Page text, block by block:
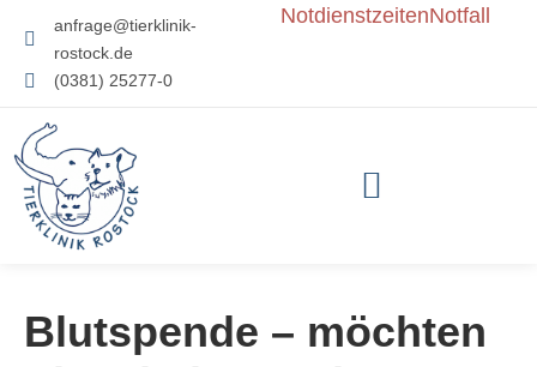
Inhalt
anfrage@tierklinik-
rostock.de
(0381) 25277-0
NotdienstzeitenNotfall
Blutspende – möchten